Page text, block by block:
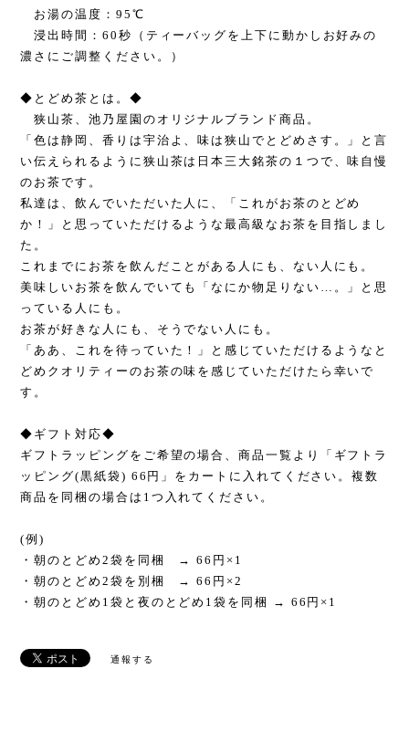
お湯の温度：95℃
浸出時間：60秒（ティーバッグを上下に動かしお好みの
濃さにご調整ください。）
◆とどめ茶とは。◆
狭山茶、池乃屋園のオリジナルブランド商品。
「色は静岡、香りは宇治よ、味は狭山でとどめさす。」と言
い伝えられるように狭山茶は日本三大銘茶の１つで、味自慢
のお茶です。
私達は、飲んでいただいた人に、「これがお茶のとどめ
か！」と思っていただけるような最高級なお茶を目指しまし
た。
これまでにお茶を飲んだことがある人にも、ない人にも。
美味しいお茶を飲んでいても「なにか物足りない…。」と思
っている人にも。
お茶が好きな人にも、そうでない人にも。
「ああ、これを待っていた！」と感じていただけるようなと
どめクオリティーのお茶の味を感じていただけたら幸いで
す。
◆ギフト対応◆
ギフトラッピングをご希望の場合、商品一覧より「ギフトラ
ッピング(黒紙袋) 66円」をカートに入れてください。複数
商品を同梱の場合は1つ入れてください。
(例)
・朝のとどめ2袋を同梱 → 66円×1
・朝のとどめ2袋を別梱 → 66円×2
・朝のとどめ1袋と夜のとどめ1袋を同梱 → 66円×1
通報する